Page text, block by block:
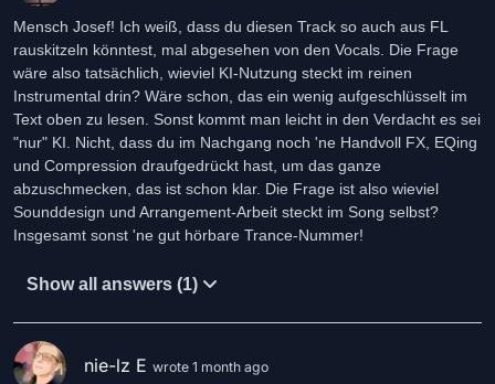
Mensch Josef! Ich weiß, dass du diesen Track so auch aus FL
rauskitzeln könntest, mal abgesehen von den Vocals. Die Frage
wäre also tatsächlich, wieviel KI-Nutzung steckt im reinen
Instrumental drin? Wäre schon, das ein wenig aufgeschlüsselt im
Text oben zu lesen. Sonst kommt man leicht in den Verdacht es sei
"nur" KI. Nicht, dass du im Nachgang noch 'ne Handvoll FX, EQing
und Compression draufgedrückt hast, um das ganze
abzuschmecken, das ist schon klar. Die Frage ist also wieviel
Sounddesign und Arrangement-Arbeit steckt im Song selbst?
Insgesamt sonst 'ne gut hörbare Trance-Nummer!
Show all answers (1)
nie-lz E wrote 1 month ago